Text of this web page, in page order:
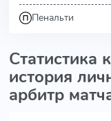
Пенальти
Статистика
история
арбитр